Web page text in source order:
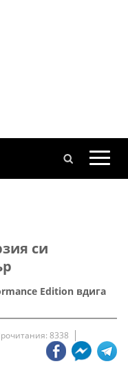
си
Edition вдига
8338